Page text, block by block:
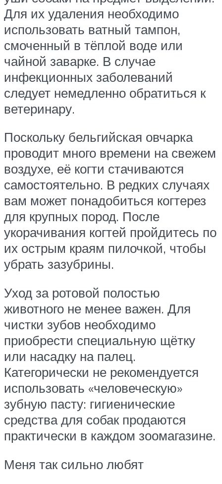
Для их удаления необходимо
использовать ватный тампон,
смоченный в тёплой воде или
чайной заварке. В случае
инфекционных заболеваний
следует немедленно обратиться к
ветеринару.
Поскольку бельгийская овчарка
проводит много времени на свежем
воздухе, её когти стачиваются
самостоятельно. В редких случаях
вам может понадобиться когтерез
для крупных пород. После
укорачивания когтей пройдитесь по
их острым краям пилочкой, чтобы
убрать зазубрины.
Уход за ротовой полостью
животного не менее важен. Для
чистки зубов необходимо
приобрести специальную щётку
или насадку на палец.
Категорически не рекомендуется
использовать «человеческую»
зубную пасту: гигиенические
средства для собак продаются
практически в каждом зоомагазине.
Меня так сильно любят